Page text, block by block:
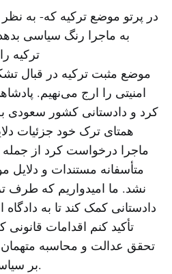
به ماجرا رنگ سیاسی
ترکیه
امنیتی را ارج می‌نهیم.
کرد و دادستانی کشور سعودی
همتای ترک خود جزئیات
ماجرا درخواست کرد از
متأسفانه مستندات و دلایل
نشد. ما امیدواریم که طرف
دادستانی کمک کند تا به
تأکید کنم اقدامات
تحقق عدالت و محاسبه متهمان
بر سیاسی سازی ماجرا می‌بندند.